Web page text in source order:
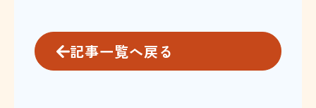
記事一覧へ戻る